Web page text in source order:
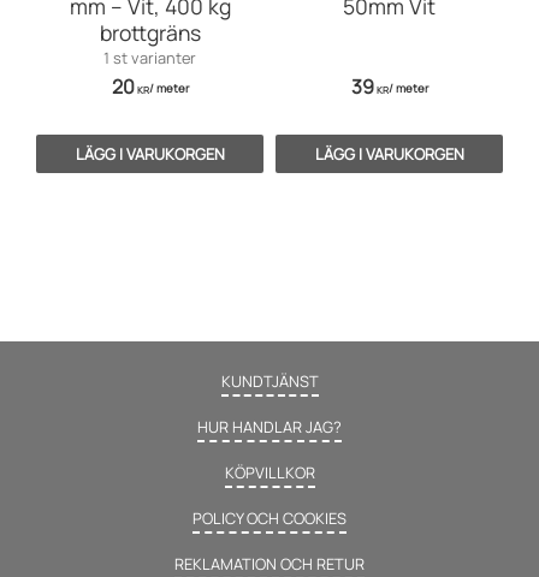
mm – Vit, 400 kg
brottgräns
1 st varianter
20KR/meter
50mm Vit
39KR/meter
KUNDTJÄNST
HUR HANDLAR JAG?
KÖPVILLKOR
POLICY OCH COOKIES
REKLAMATION OCH RETUR